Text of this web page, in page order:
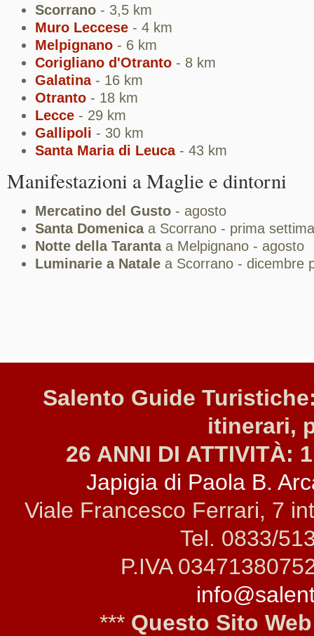
Scorrano - 3,5 km
Muro Leccese - 4 km
Melpignano - 6 km
Corigliano d'Otranto - 8 km
Galatina- 16 km
Otranto - 18 km
Lecce - 29 km
Gallipoli - 30 km
Santa Maria di Leuca- 43 km
Manifestazioni a Maglie e dintorni
Mercatino del Gusto - agosto
Santa Domenicaa Scorrano - prima
Notte della Tarantaa Melpignano - agosto
Luminarie a Natale a Scorrano - dicembre
Salento Guide
itinerari,
26 ANNI DI ATTIVITÀ:
Japigia di Paola B.
Viale Francesco Ferrari, 7
Tel. 0833/
P.IVA
*** Questo Sito